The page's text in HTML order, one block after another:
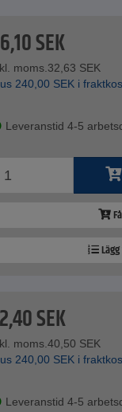
SEK
moms.32,63 SEK
240,00 SEK i
Leveranstid 4-5
SEK
moms.40,50 SEK
240,00 SEK i
Leveranstid 4-5